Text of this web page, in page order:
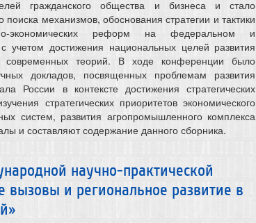
гражданского общества и бизнеса и стало
механизмов, обоснования стратегии и тактики
экономических реформ на федеральном и
учетом достижения национальных целей развития
современных теорий. В ходе конференции было
докладов, посвященных проблемам развития
России в контексте достижения стратегических
стратегических приоритетов экономического
систем, развития агропромышленного комплекса
и составляют содержание данного сборника.
научно-практической
вызовы и региональное развитие в